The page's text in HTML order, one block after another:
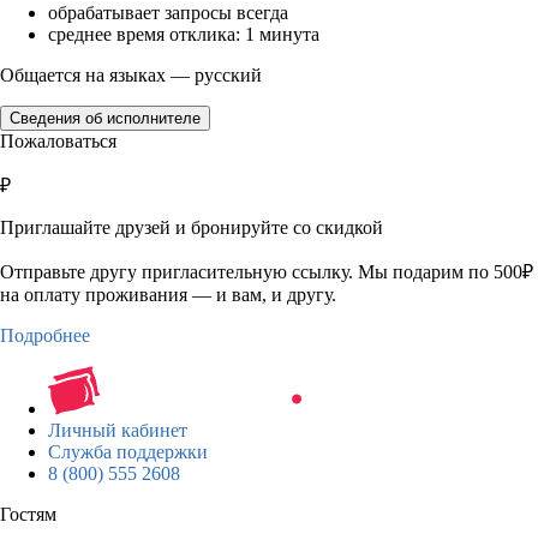
обрабатывает запросы всегда
среднее время отклика: 1 минута
Общается на языках — русский
Сведения об исполнителе
Пожаловаться
₽
Приглашайте друзей и бронируйте со скидкой
Отправьте другу пригласительную ссылку. Мы подарим по 500₽
на оплату проживания — и вам, и другу.
Подробнее
Личный кабинет
Служба поддержки
8 (800) 555 2608
Гостям